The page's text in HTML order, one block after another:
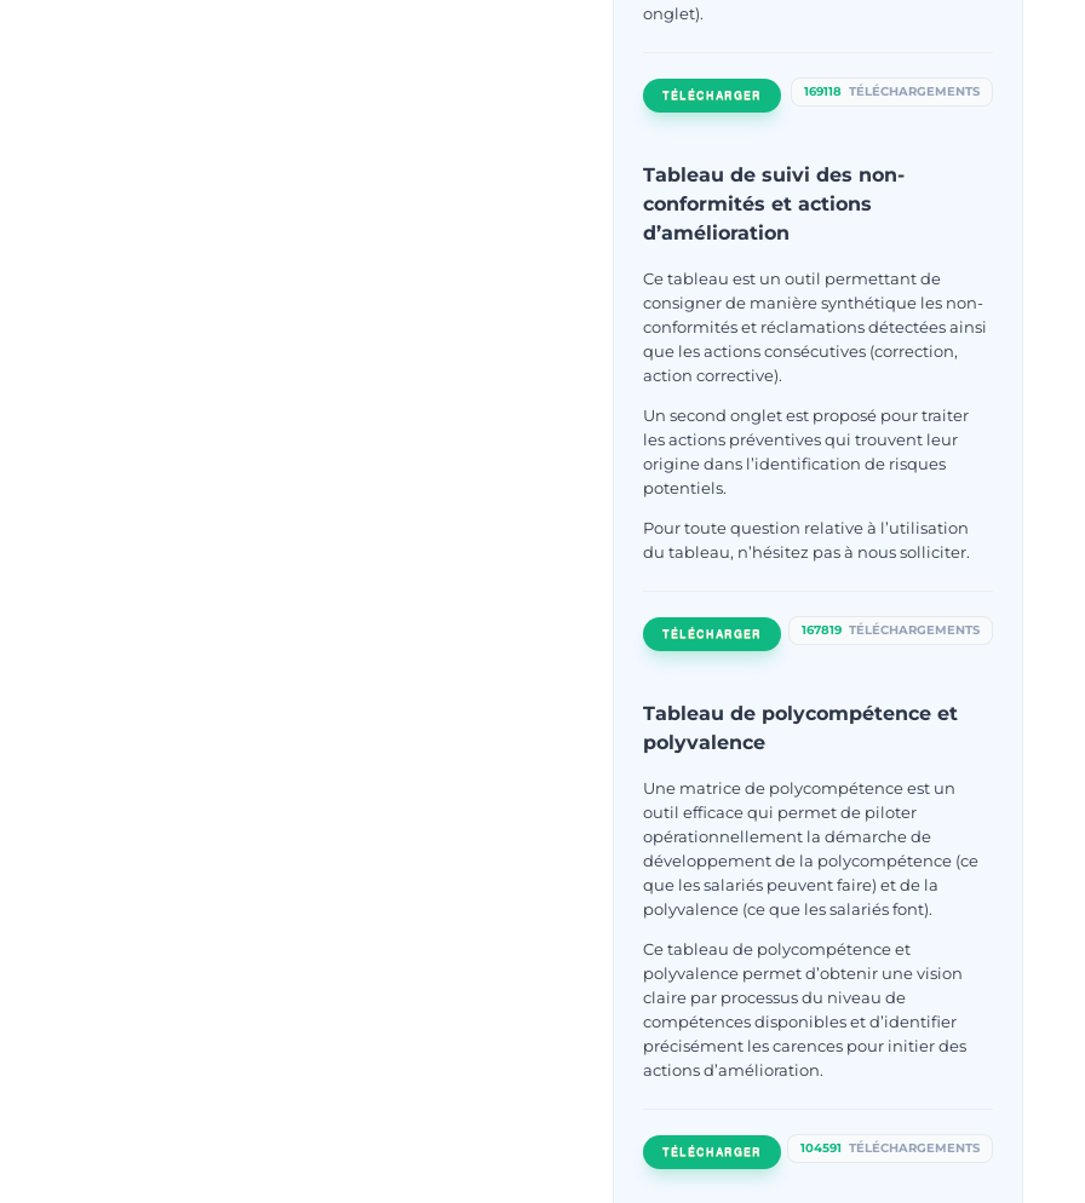
onglet).
TÉLÉCHARGER 169118 TÉLÉCHARGEMENTS
Tableau de suivi des non-
conformités et actions
d’amélioration
Ce tableau est un outil permettant de
consigner de manière synthétique les non-
conformités et réclamations détectées ainsi
que les actions consécutives (correction,
action corrective).
Un second onglet est proposé pour traiter
les actions préventives qui trouvent leur
origine dans l’identification de risques
potentiels.
Pour toute question relative à l’utilisation
du tableau, n’hésitez pas à nous solliciter.
TÉLÉCHARGER 167819 TÉLÉCHARGEMENTS
Tableau de polycompétence et
polyvalence
Une matrice de polycompétence est un
outil efficace qui permet de piloter
opérationnellement la démarche de
développement de la polycompétence (ce
que les salariés peuvent faire) et de la
polyvalence (ce que les salariés font).
Ce tableau de polycompétence et
polyvalence permet d’obtenir une vision
claire par processus du niveau de
compétences disponibles et d’identifier
précisément les carences pour initier des
actions d’amélioration.
TÉLÉCHARGER 104591 TÉLÉCHARGEMENTS